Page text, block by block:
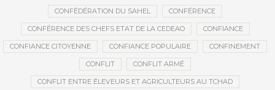
CONFÉDÉRATION DU SAHEL CONFÉRENCE
CONFÉRENCE DES CHEFS ETAT DE LA CEDEAO CONFIANCE
CONFIANCE CITOYENNE CONFIANCE POPULAIRE CONFINEMENT
CONFLIT CONFLIT ARMÉ
CONFLIT ENTRE ÉLEVEURS ET AGRICULTEURS AU TCHAD